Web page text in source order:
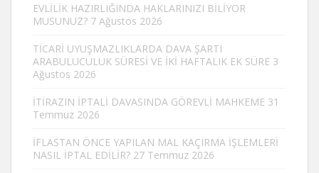
EVLİLİK HAZIRLIĞINDA HAKLARINIZI BİLİYOR
MUSUNUZ? 7 Ağustos 2026
TİCARİ UYUŞMAZLIKLARDA DAVA ŞARTI
ARABULUCULUK SÜRESİ VE İKİ HAFTALIK EK SÜRE 3
Ağustos 2026
İTİRAZIN İPTALİ DAVASINDA GÖREVLİ MAHKEME 31
Temmuz 2026
İFLASTAN ÖNCE YAPILAN MAL KAÇIRMA İŞLEMLERİ
NASIL İPTAL EDİLİR? 27 Temmuz 2026